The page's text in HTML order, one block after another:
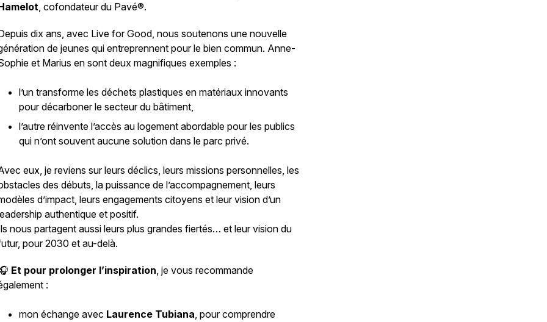
, cofondateur du Pavé®.
dix ans, avec Live for Good, nous soutenons une nouvelle
de jeunes qui entreprennent pour le bien commun. Anne-
et Marius en sont deux magnifiques exemples :
l’un transforme les déchets plastiques en matériaux innovants
pour décarboner le secteur du bâtiment,
l’autre réinvente l’accès au logement abordable pour les publics
qui n’ont souvent aucune solution dans le parc privé.
eux, je reviens sur leurs déclics, leurs missions personnelles, les
des débuts, la puissance de l’accompagnement, leurs
d’impact, leurs engagements citoyens et leur vision d’un
authentique et positif.
nous partagent aussi leurs plus grandes fiertés… et leur vision du
pour 2030 et au-delà.
Et pour prolonger l’inspiration, je vous recommande
:
mon échange avec Laurence Tubiana, pour comprendre